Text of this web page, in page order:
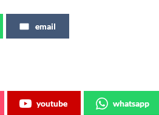
email
youtube whatsapp